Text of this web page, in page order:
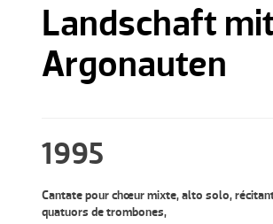
Landschaft
Argonauten
1995
Cantate pour chœur mixte, alto solo,
quatuors de trombones,